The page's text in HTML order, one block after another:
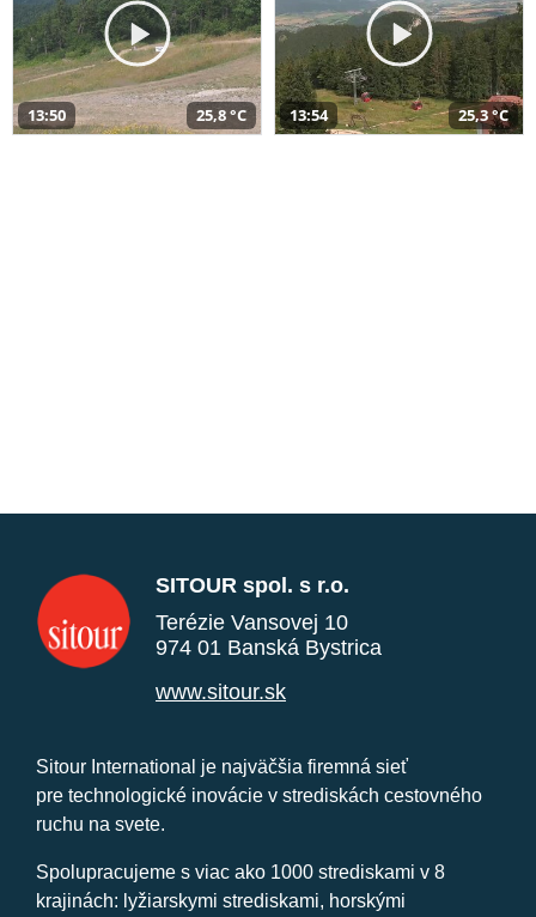
13:50 25,8 °C 13:54 25,3 °C
SITOUR spol. s r.o.
Terézie Vansovej 10
974 01 Banská Bystrica
www.sitour.sk
Sitour International je najväčšia firemná sieť
pre technologické inovácie v strediskách cestovného
ruchu na svete.
Spolupracujeme s viac ako 1000 strediskami v 8
krajinách: lyžiarskymi strediskami, horskými